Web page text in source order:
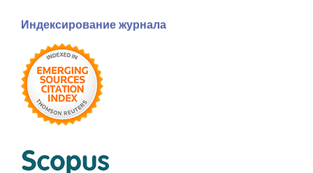
Индексирование журнала